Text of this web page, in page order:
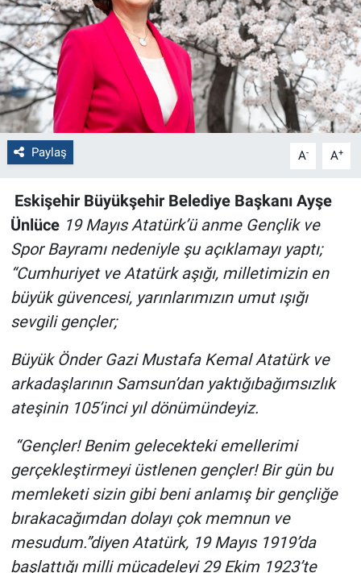
Paylaş A- A+
Eskişehir Büyükşehir Belediye Başkanı Ayşe
Ünlüce19 Mayıs Atatürk’ü anme Gençlik ve
Spor Bayramı nedeniyle şu açıklamayı yaptı;
“Cumhuriyet ve Atatürk aşığı, milletimizin en
büyük güvencesi, yarınlarımızın umut ışığı
sevgili gençler;
Büyük Önder Gazi Mustafa Kemal Atatürk ve
arkadaşlarının Samsun’dan yaktığıbağımsızlık
ateşinin 105’inci yıl dönümündeyiz.
“Gençler! Benim gelecekteki emellerimi
gerçekleştirmeyi üstlenen gençler! Bir gün bu
memleketi sizin gibi beni anlamış bir gençliğe
bırakacağımdan dolayı çok memnun ve
mesudum.”diyen Atatürk, 19 Mayıs 1919’da
başlattığı milli mücadeleyi 29 Ekim 1923’te
Politika
Bilecik
Kütahya
Gezi
Genel
Çevre
Yerel
Magazin
Bilim ve Teknoloji